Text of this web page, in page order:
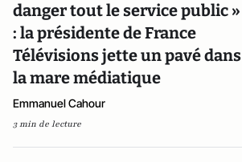
danger tout le service public »
: la présidente de France
Télévisions jette un pavé dans
la mare médiatique
Emmanuel Cahour
3 min de lecture